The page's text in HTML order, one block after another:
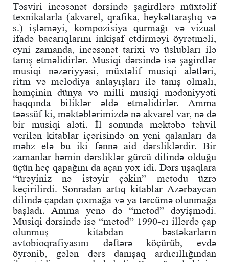
Təsviri incəsənət dərsində şagirdlərə müxtəlif
texnikalarla (akvarel, qrafika, heykəltaraşlıq və
s.) işləməyi, kompozisiya qurmağı və vizual
ifadə bacarıqlarını inkişaf etdirməyi öyrətməli,
eyni zamanda, incəsənət tarixi və üslubları ilə
tanış etməlidirlər. Musiqi dərsində isə şagirdlər
musiqi nəzəriyyəsi, müxtəlif musiqi alətləri,
ritm və melodiya anlayışları ilə tanış olmalı,
həmçinin dünya və milli musiqi mədəniyyəti
haqqında biliklər əldə etməlidirlər. Amma
təəssüf ki, məktəblərimizdə nə akvarel var, nə də
bir musiqi aləti. İl sonunda məktəbə təhvil
verilən kitablar içərisində ən yeni qalanları da
məhz elə bu iki fənnə aid dərsliklərdir. Bir
zamanlar həmin dərsliklər gürcü dilində olduğu
üçün heç qapağını da açan yox idi. Dərs uşaqlara
“ürəyiniz nə istəyir çəkin” metodu üzrə
keçirilirdi. Sonradan artıq kitablar Azərbaycan
dilində çapdan çıxmağa və ya tərcümə olunmağa
başladı. Amma yenə də “metod” dəyişmədi.
Musiqi dərsində isə “metod” 1990-cı illərdə çap
olunmuş kitabdan bəstəkarların
avtobioqrafiyasını dəftərə köçürüb, evdə
öyrənib, gələn dərs danışaq ardıcıllığından